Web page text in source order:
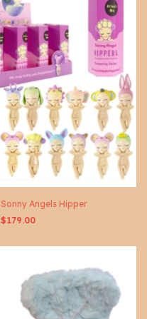
Sonny Angels Hipper
$179.00